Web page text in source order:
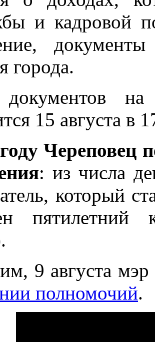
и кадровой
города.
на
15 августа в
Череповец
: из числа
который
пятилетний
9 августа
полномочий.